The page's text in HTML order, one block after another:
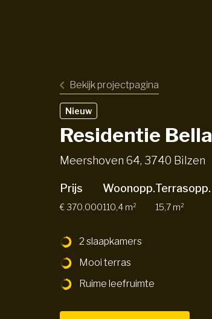
Bekijk projectpagina
Nieuw
Residentie Bella
Meershoven 64, 3740 Bilzen
Prijs
€ 370.000
Woonopp.
110,4 m²
Terrasopp.
15,7 m²
2 slaapkamers
Mooi terras
Ruime leefruimte